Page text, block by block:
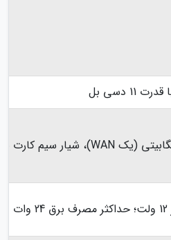
دسی بل